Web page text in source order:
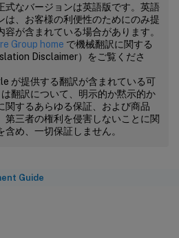
式なバージョンは英語版です。英語
は、お客様の利便性のためにのみ提
が含まれている場合があります。
Group home で機械翻訳に関する
Disclaimer）をご覧くださ
が提供する翻訳が含まれている可
翻訳について、明示的か黙示的か
関するあらゆる保証、および商品
第三者の権利を侵害しないことに関
め、一切保証しません。
Guide